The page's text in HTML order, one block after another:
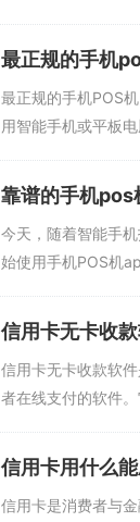
的手机号码，实现
支付方式让消费者
最正规的手机
最正规的手机POS
用智能手机或平板
款，完成销售交易
的税收，记录客户
靠谱的手机pos
今天，随着智能手
始使用手机POS机
关键。本文下面为
的app，任意一款都
信用卡无卡收
信用卡无卡收款软
者在线支付的软件
者拥有实体卡。这
用卡支付方式的不
用...
信用卡用什么
信用卡是消费者与